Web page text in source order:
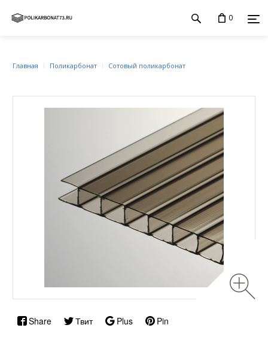
0
Share Твит Plus Pin
Главная Поликарбонат Сотовый поликарбонат